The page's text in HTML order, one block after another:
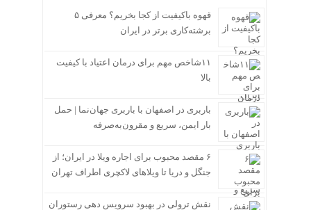
قهوه باکیفیت از کجا بخریم؟ معرفی ۵
برشته‌کاری برتر در ایران
۱۱شاخص مهم برای درمان اعتیاد با کیفیت
بالا
باربری در اصفهان با باربری جهان‌نما | حمل
بار ایمن، سریع و مقرون‌به‌صرفه
۶ مقصد محبوب برای اجاره ویلا در ایران؛ از
جنگل و دریا تا ویلاهای لاکچری اطراف تهران
نقش ترولی در بهبود سرویس دهی رستوران